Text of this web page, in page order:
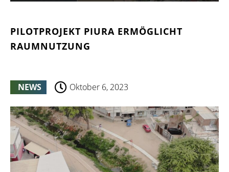
PILOTPROJEKT PIURA ERMÖGLICHT
RAUMNUTZUNG
NEWS Oktober 6, 2023